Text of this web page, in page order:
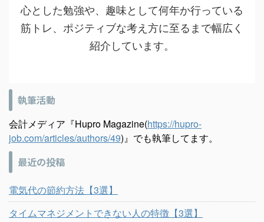
心とした勉強や、趣味として何年か行っている
筋トレ、ポジティブな考え方に至るまで幅広く
紹介しています。
執筆活動
会計メディア『Hupro Magazine(https://hupro-
job.com/articles/authors/49)』でも執筆してます。
最近の投稿
電気代の節約方法【3選】
タイムマネジメントできない人の特徴【3選】